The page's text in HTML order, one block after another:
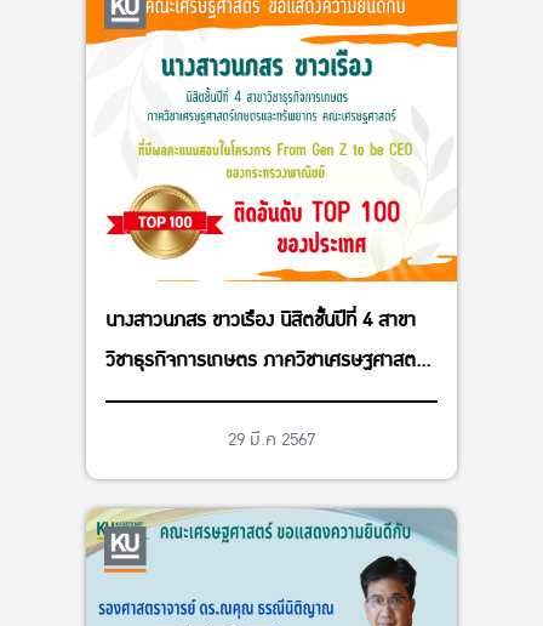
นางสาวนภสร ขาวเรือง นิสิตชั้นปีที่ 4 สาขา
วิชาธุรกิจการเกษตร ภาควิชาเศรษฐศาสตร์
เกษตรและทรัพยากร คณะเศรษฐศาสตร์
29 มี.ค 2567